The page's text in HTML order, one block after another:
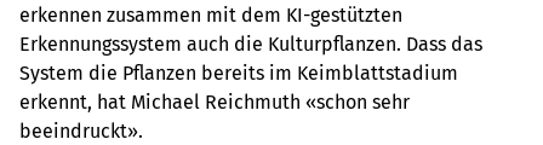
erkennen zusammen mit dem KI-gestützten
Erkennungssystem auch die Kulturpflanzen. Dass das
System die Pflanzen bereits im Keimblattstadium
erkennt, hat Michael Reichmuth «schon sehr
beeindruckt».